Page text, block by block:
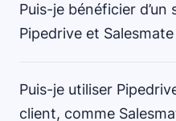
Oui. Pipedrive est conçu pour
L'interface intuitive du
Puis-je bénéficier
Pipedrive et Salesmate
Ces deux
Puis-je utiliser
client, comme